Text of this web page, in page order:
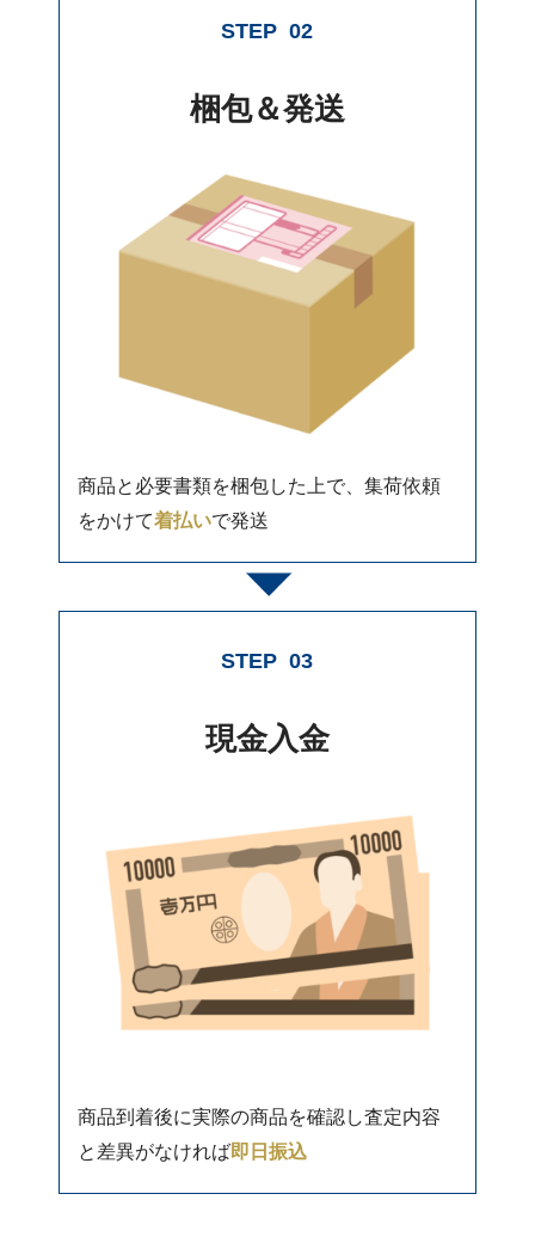
STEP 02
梱包＆発送
商品と必要書類を梱包した上で、集荷依頼
をかけて着払いで発送
STEP 03
現金入金
商品到着後に実際の商品を確認し査定内容
と差異がなければ即日振込